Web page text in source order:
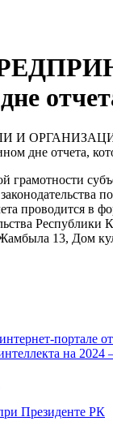
И
дне отчета,
проводится в
Республики
13, Дом
портале
на 2024
Президенте РК